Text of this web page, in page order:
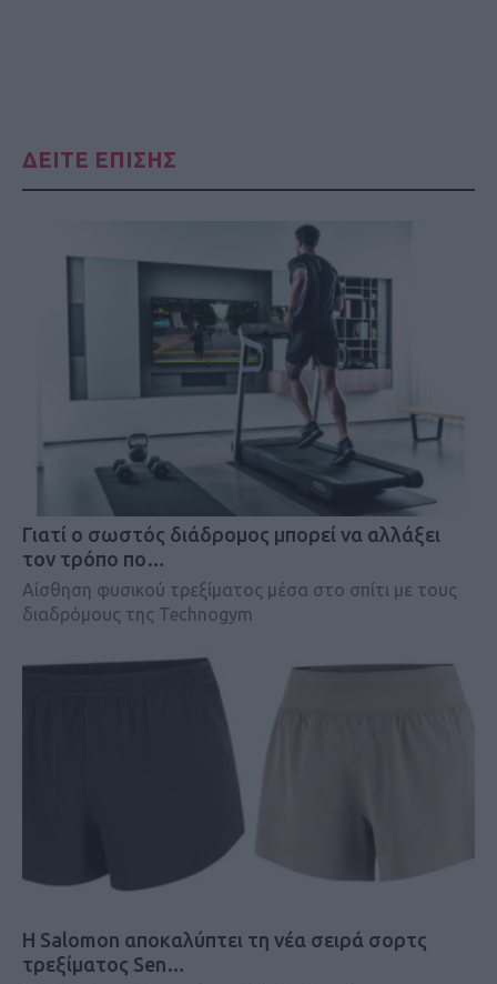
ΔΕΙΤΕ ΕΠΙΣΗΣ
Γιατί ο σωστός διάδρομος μπορεί να αλλάξει
τον τρόπο πο…
Αίσθηση φυσικού τρεξίματος μέσα στο σπίτι με τους
διαδρόμους της Technogym
Η Salomon αποκαλύπτει τη νέα σειρά σορτς
τρεξίματος Sen…